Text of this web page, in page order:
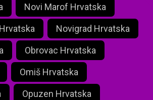
Novi Marof Hrvatska
Novigrad Hrvatska
Obrovac Hrvatska
Omiš Hrvatska
Opuzen Hrvatska